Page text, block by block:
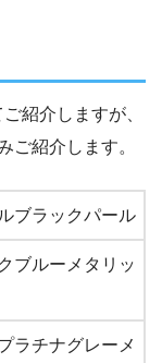
紹介しますが、
ご紹介します。
ブラックパール
ブルーメタリッ
ラチナグレーメ